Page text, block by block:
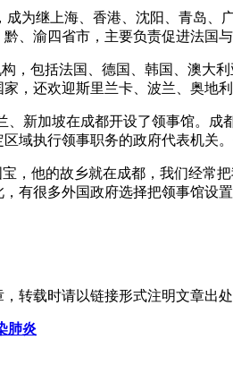
成为继上海、香港、沈阳、青岛
、渝四省市，主要负责促进法国与
，包括法国、德国、韩国、澳大
，还欢迎斯里兰卡、波兰、奥地
、新加坡在成都开设了领事馆。
域执行领事职务的政府代表机关
，他的故乡就在成都，我们经
有很多外国政府选择把领事馆设
转载时请以链接形式注明文章出处
肺炎